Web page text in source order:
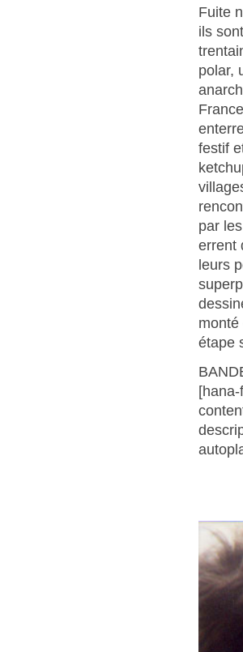
Fuite
ils
polar,
festif
par
errent
leurs
étape